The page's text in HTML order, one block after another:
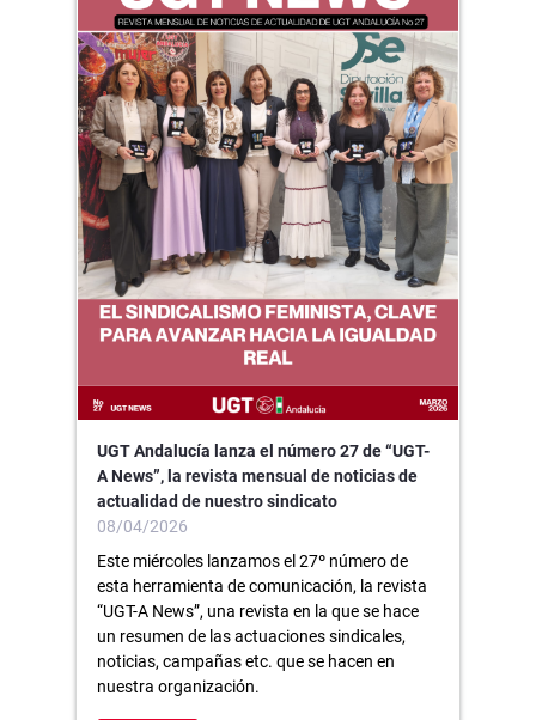
UGT Andalucía lanza el número 27 de “UGT-
A News”, la revista mensual de noticias de
actualidad de nuestro sindicato
08/04/2026
Este miércoles lanzamos el 27º número de
esta herramienta de comunicación, la revista
“UGT-A News”, una revista en la que se hace
un resumen de las actuaciones sindicales,
noticias, campañas etc. que se hacen en
nuestra organización.